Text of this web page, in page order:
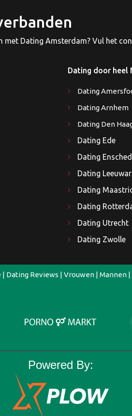
met Dating Amsterdam? Vul het
Dating door heel
Dating
Dating Arnhem
Dating Den
Dating Ede
Dating
Dating
Dating
Dating
Dating Utrecht
Dating Zwolle
| Dating Reviews | Vrouwen| Mannen|
Powered By: